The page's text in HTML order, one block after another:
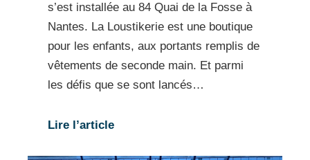
s’est installée au 84 Quai de la Fosse à
Nantes. La Loustikerie est une boutique
pour les enfants, aux portants remplis de
vêtements de seconde main. Et parmi
les défis que se sont lancés…
Lire l’article